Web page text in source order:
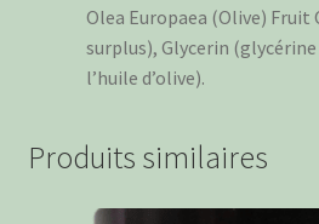
Olea Europaea (Olive) Fruit
surplus), Glycerin
l’huile d’olive).
Produits similaires